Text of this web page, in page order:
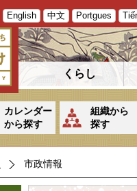
English 中文 Portgues
くらし
カレンダー
から探す
組織から
探す
市政情報